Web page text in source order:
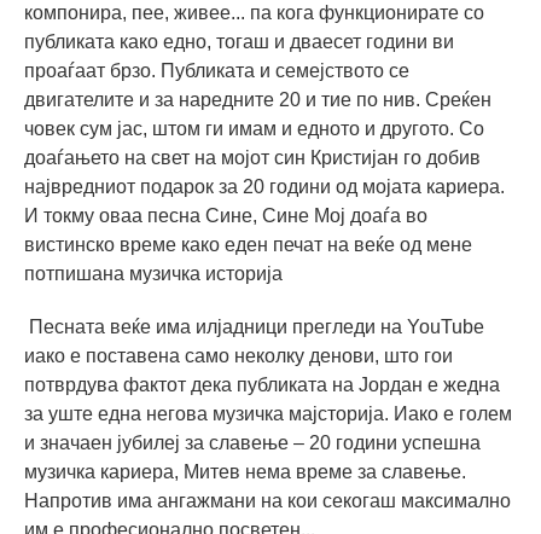
компонира, пее, живее... па кога функционирате со
публиката како едно, тогаш и дваесет години ви
проаѓаат брзо. Публиката и семејството се
двигателите и за наредните 20 и тие по нив. Среќен
човек сум јас, штом ги имам и едното и другото. Со
доаѓањето на свет на мојот син Кристијан го добив
највредниот подарок за 20 години од мојата кариера.
И токму оваа песна Сине, Сине Мој доаѓа во
вистинско време како еден печат на веќе од мене
потпишана музичка историја
Песната веќе има илјадници прегледи на YouTube
иако е поставена само неколку денови, што гои
потврдува фактот дека публиката на Јордан е жедна
за уште една негова музичка мајсторија. Иако е голем
и значаен јубилеј за славење – 20 години успешна
музичка кариера, Митев нема време за славење.
Напротив има ангажмани на кои секогаш максимално